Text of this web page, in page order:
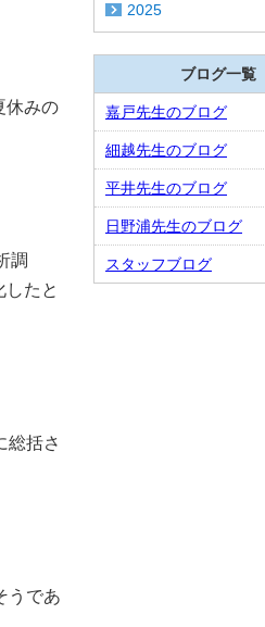
休みの
調
たと
総括さ
うであ
2025
ブログ一覧
嘉戸先生のブログ
細越先生のブログ
平井先生のブログ
日野浦先生のブログ
スタッフブログ